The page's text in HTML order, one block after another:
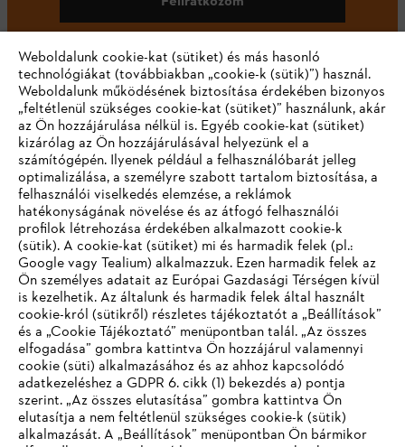
#STIHL
Vállalat
STIHL GYIK
Szerviz
IHR BROWSER WIRD NICHT
UNTERSTÜTZT
Weboldalunk cookie-kat (sütiket) és más hasonló
technológiákat (továbbiakban „cookie-k (sütik)”) használ.
Weboldalunk működésének biztosítása érdekében bizonyos
„feltétlenül szükséges cookie-kat (sütiket)” használunk, akár
az Ön hozzájárulása nélkül is. Egyéb cookie-kat (sütiket)
kizárólag az Ön hozzájárulásával helyezünk el a
számítógépén. Ilyenek például a felhasználóbarát jelleg
optimalizálása, a személyre szabott tartalom biztosítása, a
felhasználói viselkedés elemzése, a reklámok
hatékonyságának növelése és az átfogó felhasználói
profilok létrehozása érdekében alkalmazott cookie-k
(sütik). A cookie-kat (sütiket) mi és harmadik felek (pl.:
Google vagy Tealium) alkalmazzuk. Ezen harmadik felek az
Ön személyes adatait az Európai Gazdasági Térségen kívül
is kezelhetik. Az általunk és harmadik felek által használt
cookie-król (sütikről) részletes tájékoztatót a „Beállítások”
és a „Cookie Tájékoztató” menüpontban talál. „Az összes
elfogadása” gombra kattintva Ön hozzájárul valamennyi
cookie (süti) alkalmazásához és az ahhoz kapcsolódó
adatkezeléshez a GDPR 6. cikk (1) bekezdés a) pontja
szerint. „Az összes elutasítása” gombra kattintva Ön
elutasítja a nem feltétlenül szükséges cookie-k (sütik)
alkalmazását. A „Beállítások” menüpontban Ön bármikor